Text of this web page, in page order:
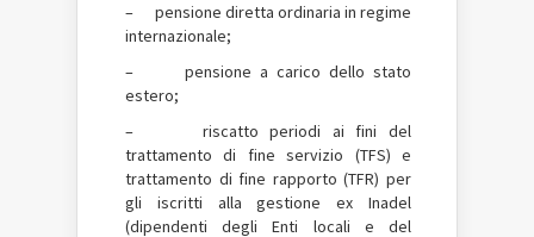
– pensione diretta ordinaria in regime
internazionale;
– pensione a carico dello stato
estero;
– riscatto periodi ai fini del
trattamento di fine servizio (TFS) e
trattamento di fine rapporto (TFR) per
gli iscritti alla gestione ex Inadel
(dipendenti degli Enti locali e del